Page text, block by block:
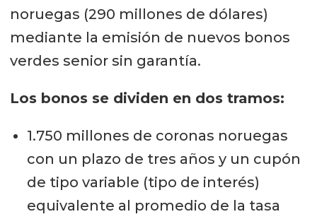
noruegas (290 millones de dólares)
mediante la emisión de nuevos bonos
verdes senior sin garantía.
Los bonos se dividen en dos tramos:
1.750 millones de coronas noruegas
con un plazo de tres años y un cupón
de tipo variable (tipo de interés)
equivalente al promedio de la tasa